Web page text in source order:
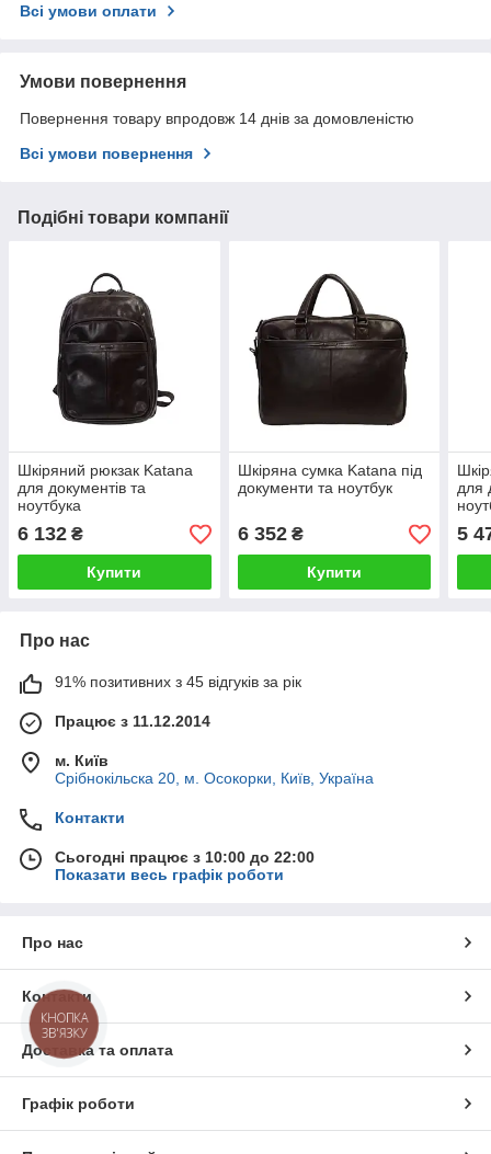
Всі умови оплати
Умови повернення
Повернення товару впродовж 14 днів за домовленістю
Всі умови повернення
Подібні товари компанії
Шкіряний рюкзак Katana
для документів та
ноутбука
6 132 ₴
Купити
Шкіряна сумка Katana під
документи та ноутбук
6 352₴
Купити
для
5
Про нас
91% позитивних з 45 відгуків за рік
Працює з 11.12.2014
м. Київ
Срібнокільска 20, м. Осокорки, Київ, Україна
Контакти
Сьогодні працює з 10:00 до 22:00
Показати весь графік роботи
Про нас
Контакти
Доставка та оплата
Графік роботи
КНОПКА
ЗВ'ЯЗКУ